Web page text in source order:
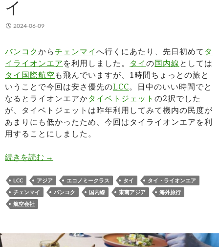
イ
2024-06-09
バンコクからチェンマイへ行くにあたり、先日初めて タ
イライオンエアを利用しました。 タイの国内線としては
タイ国際航空 も飛んでいますが、1時間ちょっとの旅と
いうことで今回は安さ優先のLCC。日中のいい時間でと
なるとライオンエアかタイベトジェット の2択でした
が、タイベトジェットは昨年利用してみて機内の民度が
あまりにも低かったため、今回はタイライオンエアを利
用することにしました。
続きを読む タイライオンエア搭乗記バンコクドンムアン⇄チ
→
LCC アジア エコノミークラス タイ
タイ・ライオンエア
チェンマイ
バンコク 国内線 東南アジア
海外旅行
航空会社